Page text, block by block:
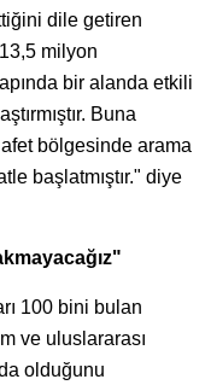
dile getiren
milyon
bir alanda etkili
Buna
bölgesinde arama
başlatmıştır." diye
100 bini bulan
ve uluslararası
olduğunu